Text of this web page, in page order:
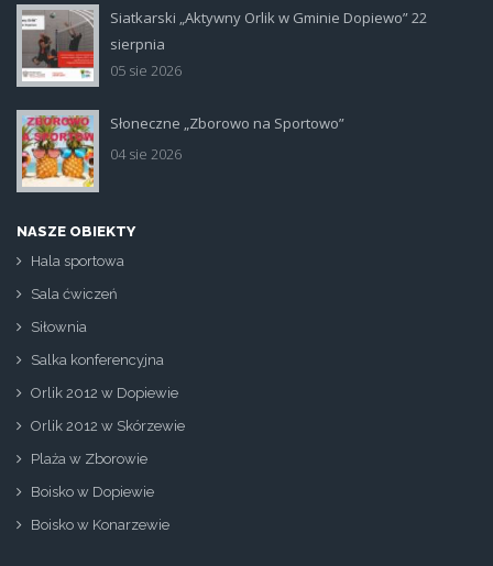
siatka_poziom.jpg
Siatkarski „Aktywny Orlik w Gminie Dopiewo” 22
sierpnia
05 sie 2026
Słoneczne „Zborowo na Sportowo”
04 sie 2026
NASZE OBIEKTY
Hala sportowa
Sala ćwiczeń
Siłownia
Salka konferencyjna
Orlik 2012 w Dopiewie
Orlik 2012 w Skórzewie
Plaża w Zborowie
Boisko w Dopiewie
Boisko w Konarzewie